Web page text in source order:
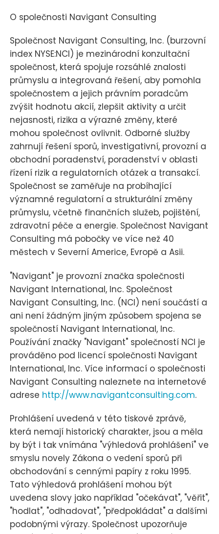
O společnosti Navigant Consulting
Společnost Navigant Consulting, Inc. (burzovní
index NYSE:NCI) je mezinárodní konzultační
společnost, která spojuje rozsáhlé znalosti
průmyslu a integrovaná řešení, aby pomohla
společnostem a jejich právním poradcům
zvýšit hodnotu akcií, zlepšit aktivity a určit
nejasnosti, rizika a výrazné změny, které
mohou společnost ovlivnit. Odborné služby
zahrnují řešení sporů, investigativní, provozní a
obchodní poradenství, poradenství v oblasti
řízení rizik a regulatorních otázek a transakcí.
Společnost se zaměřuje na probíhající
významné regulatorní a strukturální změny
průmyslu, včetně finančních služeb, pojištění,
zdravotní péče a energie. Společnost Navigant
Consulting má pobočky ve více než 40
městech v Severní Americe, Evropě a Asii.
"Navigant" je provozní značka společnosti
Navigant International, Inc. Společnost
Navigant Consulting, Inc. (NCI) není součástí a
ani není žádným jiným způsobem spojena se
společností Navigant International, Inc.
Používání značky "Navigant" společností NCI je
prováděno pod licencí společnosti Navigant
International, Inc. Více informací o společnosti
Navigant Consulting naleznete na internetové
adrese http://www.navigantconsulting.com.
Prohlášení uvedená v této tiskové zprávě,
která nemají historický charakter, jsou a měla
by být i tak vnímána "výhledová prohlášení" ve
smyslu novely Zákona o vedení sporů při
obchodování s cennými papíry z roku 1995.
Tato výhledová prohlášení mohou být
uvedena slovy jako například "očekávat", "věřit",
"hodlat", "odhadovat", "předpokládat" a dalšími
podobnými výrazy. Společnost upozorňuje